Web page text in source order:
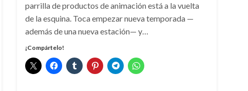
parrilla de productos de animación está a la vuelta
de la esquina. Toca empezar nueva temporada —
además de una nueva estación— y…
¡Compártelo!